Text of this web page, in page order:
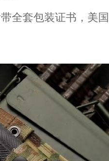
全套包装证书，美